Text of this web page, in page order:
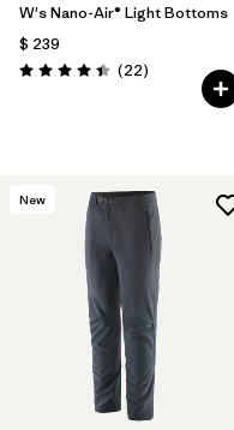
W's Nano-Air® Light Bottoms
$ 239
Valoración: 4.4 / 5
(22Comentarios
)
New